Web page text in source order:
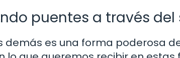
puentes a través del
demás es una forma poderosa